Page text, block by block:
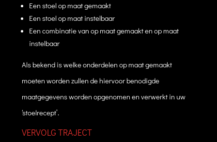
Een stoel op maat gemaakt
Een stoel op maat instelbaar
Een combinatie van op maat gemaakt en op maat
instelbaar
Als bekend is welke onderdelen op maat gemaakt
moeten worden zullen de hiervoor benodigde
maatgegevens worden opgenomen en verwerkt in uw
‘stoelrecept’.
VERVOLG TRAJECT